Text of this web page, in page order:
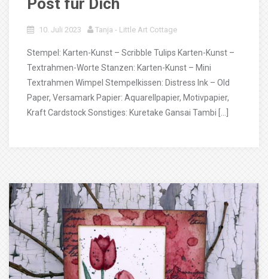
Post für Dich
10. Juli 2023 Tanja - Little Art Cottage
Stempel: Karten-Kunst – Scribble Tulips Karten-Kunst –
Textrahmen-Worte Stanzen: Karten-Kunst – Mini
Textrahmen Wimpel Stempelkissen: Distress Ink – Old
Paper, Versamark Papier: Aquarellpapier, Motivpapier,
Kraft Cardstock Sonstiges: Kuretake Gansai Tambi […]